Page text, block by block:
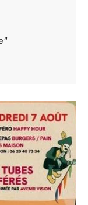
concours de
sur résa.